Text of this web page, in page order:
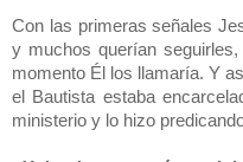
Con las primeras señales
y muchos querían
momento Él los llamaría. Y
el Bautista estaba
ministerio y lo hizo